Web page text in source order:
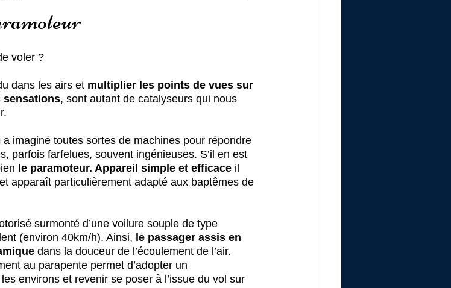
voler ?
dans les airs et multiplier les points de vues sur
sensations, sont autant de catalyseurs qui nous
a imaginé toutes sortes de machines pour répondre
parfois farfelues, souvent ingénieuses. S’il en est
le paramoteur. Appareil simple et efficace il
apparaît particulièrement adapté aux baptêmes de
surmonté d’une voilure souple de type
(environ 40km/h). Ainsi, le passager assis en
dans la douceur de l’écoulement de l’air.
au parapente permet d’adopter un
environs et revenir se poser à l’issue du vol sur